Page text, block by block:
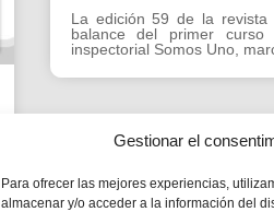
Gestionar el
Para ofrecer las mejores experiencias,
almacenar y/o acceder a la información del
La edición 59 de la revista
balance del primer
inspectorial Somos Uno,